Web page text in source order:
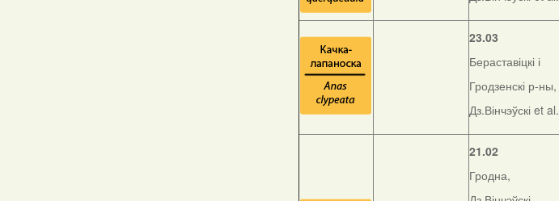
23.03
Бераставіцкі і
Гродзенскі р-ны,
Дз.Вінчэўскі et al.
21.02
Гродна,